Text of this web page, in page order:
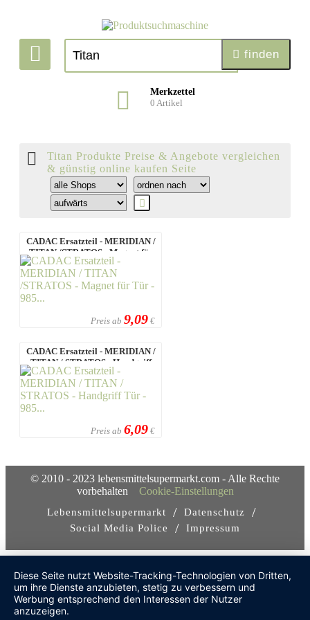
finden
Merkzettel
0 Artikel
Titan Produkte Preise & Angebote vergleichen
& günstig online kaufen Seite
CADAC Ersatzteil - MERIDIAN /
TITAN /STRATOS - Magnet für
Tür - ...
Preis ab 9,09 €
CADAC Ersatzteil - MERIDIAN /
TITAN / STRATOS - Handgriff
Tür - ...
Preis ab 6,09 €
© 2010 - 2023 lebensmittelsupermarkt.com - Alle Rechte
vorbehalten Cookie-Einstellungen
Lebensmittelsupermarkt / Datenschutz /
Social Media Police / Impressum
Diese Seite nutzt Website-Tracking-Technologien von Dritten,
um ihre Dienste anzubieten, stetig zu verbessern und
Werbung entsprechend den Interessen der Nutzer
anzuzeigen.